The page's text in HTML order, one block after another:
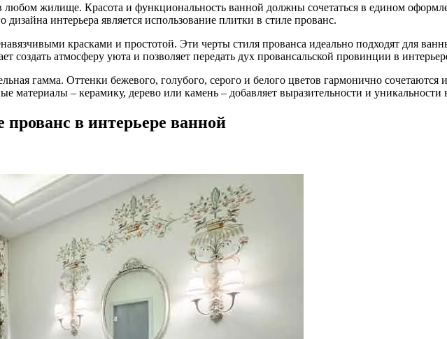
жилище. Красота и функциональность ванной должны сочетаться в едином
интерьера является использование плитки в стиле прованс.
красками и простотой. Эти черты стиля прованса идеально подходят для
создать атмосферу уюта и позволяет передать дух провансальской провинции в
гамма. Оттенки бежевого, голубого, серого и белого цветов гармонично
материалы – керамику, дерево или камень – добавляет выразительности и
в интерьере ванной